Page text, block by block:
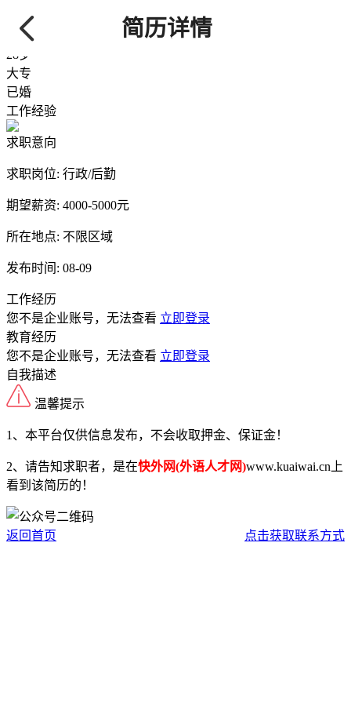
简历详情
/ 先生
158****1253
【查看需要80金币】
28岁
大专
已婚
工作经验
求职意向
求职岗位: 行政/后勤
期望薪资: 4000-5000元
所在地点: 不限区域
发布时间: 08-09
工作经历
您不是企业账号，无法查看 立即登录
教育经历
您不是企业账号，无法查看 立即登录
自我描述
温馨提示
1、本平台仅供信息发布，不会收取押金、保证金！
2、请告知求职者，是在快外网(外语人才网)www.kuaiwai.cn上
看到该简历的！
返回首页 点击获取联系方式